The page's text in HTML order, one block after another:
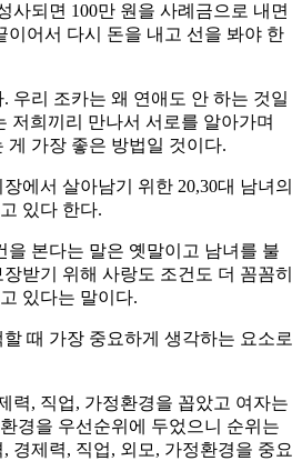
사되면 100만 원을 사례금으로 내면
이어서 다시 돈을 내고 선을 봐야 한
우리 조카는 왜 연애도 안 하는 것일
저희끼리 만나서 서로를 알아가며
게 가장 좋은 방법일 것이다.
에서 살아남기 위한 20,30대 남녀의
있다 한다.
을 본다는 말은 옛말이고 남녀를 불
받기 위해 사랑도 조건도 더 꼼꼼히
있다는 말이다.
때 가장 중요하게 생각하는 요소로
력, 직업, 가정환경을 꼽았고 여자는
경을 우선순위에 두었으니 순위는
경제력, 직업, 외모, 가정환경을 중요